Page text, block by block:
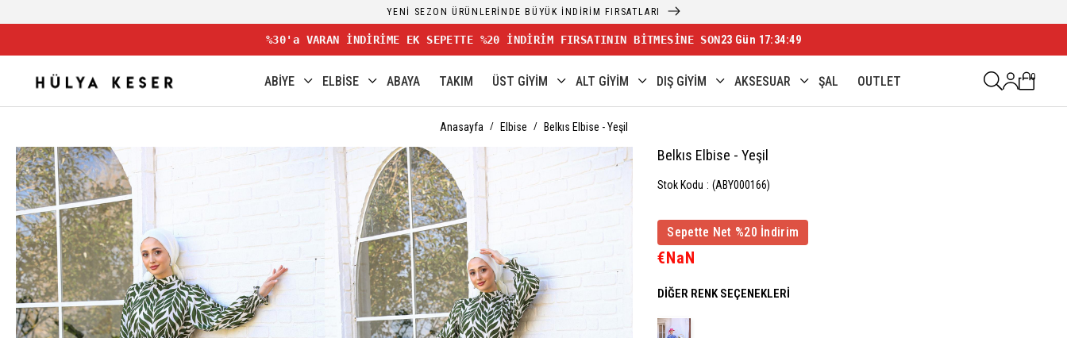
YENİ SEZON ÜRÜNLERİNDE BÜYÜK İNDİRİM FIRSATLARI
%30'a VARAN İNDİRİME EK SEPETTE %20 İNDİRİM FIRSATININ BİTMESİNE SON23 Gün 17:34:47
ABİYE ELBİSE ABAYA TAKIM ÜST GİYİM ALT GİYİM DIŞ GİYİM AKSESUAR ŞAL OUTLET 0
Anasayfa Elbise Belkıs Elbise - Yeşil
Belkıs Elbise - Yeşil
Stok Kodu (ABY000166)
Sepette Net %20 İndirim
€NaN
DIĞER RENK SEÇENEKLERI